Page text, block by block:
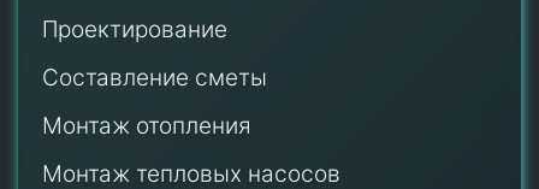
Проектирование
Составление сметы
Монтаж отопления
Монтаж тепловых насосов